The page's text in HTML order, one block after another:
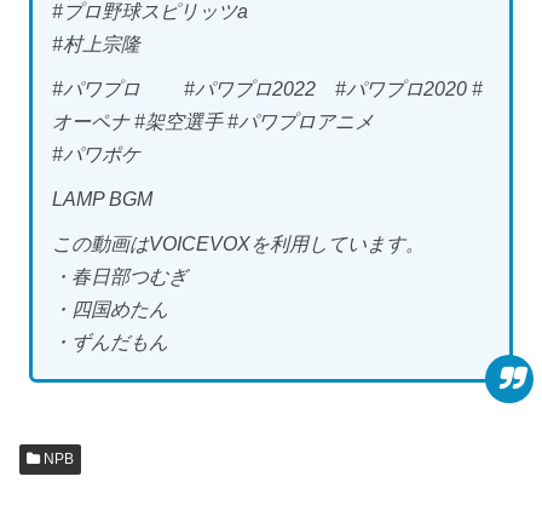
#プロ野球スピリッツa
#村上宗隆
#パワプロ #パワプロ2022 #パワプロ2020 #
オーペナ #架空選手 #パワプロアニメ
#パワポケ
LAMP BGM
この動画はVOICEVOXを利用しています。
・春日部つむぎ
・四国めたん
・ずんだもん
NPB